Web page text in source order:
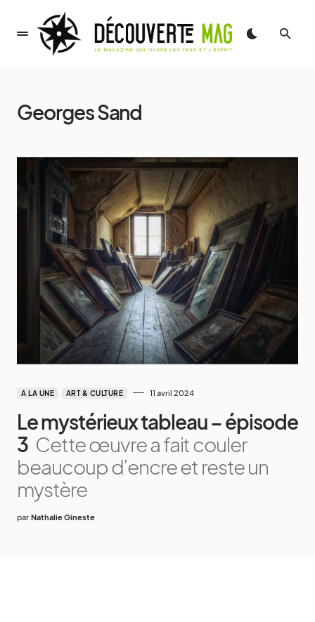
Georges Sand
A LA UNE ART & CULTURE 11 avril 2024
Le mystérieux tableau – épisode
3 Cette œuvre a fait couler
beaucoup d’encre et reste un
mystère
par Nathalie Gineste